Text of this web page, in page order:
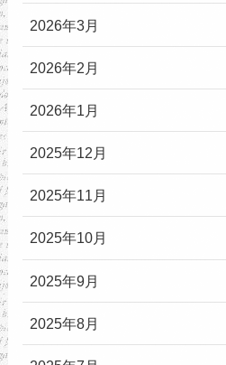
2026年3月
2026年2月
2026年1月
2025年12月
2025年11月
2025年10月
2025年9月
2025年8月